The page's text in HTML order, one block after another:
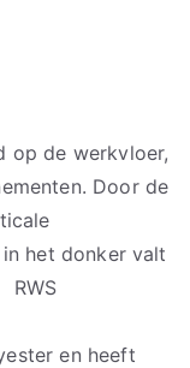
op de werkvloer,
Door de
het donker valt
RWS
en heeft